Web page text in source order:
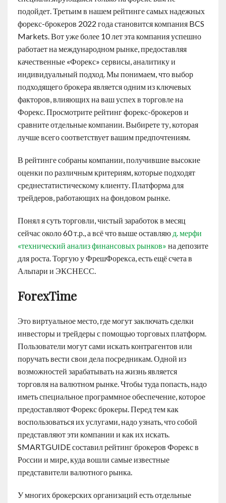
подойдет. Третьим в нашем рейтинге самых надежных
форекс-брокеров 2022 года становится компания BCS
Markets. Вот уже более 10 лет эта компания успешно
работает на международном рынке, предоставляя
качественные «Форекс» сервисы, аналитику и
индивидуальный подход. Мы понимаем, что выбор
подходящего брокера является одним из ключевых
факторов, влияющих на ваш успех в торговле на
Форекс. Просмотрите рейтинг форекс-брокеров и
сравните отдельные компании. Выбирете ту, которая
лучше всего соответствует вашим предпочтениям.
В рейтинге собраны компании, получившие высокие
оценки по различным критериям, которые подходят
среднестатистическому клиенту. Платформа для
трейдеров, работающих на фондовом рынке.
Понял я суть торговли, чистый заработок в месяц
сейчас около 60 т.р., а всё что выше оставляю д. мерфи
«технический анализ финансовых рынков» на депозите
для роста. Торгую у ФрешФорекса, есть ещё счета в
Альпари и ЭКСНЕСС.
ForexTime
Это виртуальное место, где могут заключать сделки
инвесторы и трейдеры с помощью торговых платформ.
Пользователи могут сами искать контрагентов или
поручать вести свои дела посредникам. Одной из
возможностей зарабатывать на жизнь является
торговля на валютном рынке. Чтобы туда попасть, надо
иметь специальное программное обеспечение, которое
предоставляют Форекс брокеры. Перед тем как
воспользоваться их услугами, надо узнать, что собой
представляют эти компании и как их искать.
SMARTGUIDE составил рейтинг брокеров Форекс в
России и мире, куда вошли самые известные
представители валютного рынка.
У многих брокерских организаций есть отдельные